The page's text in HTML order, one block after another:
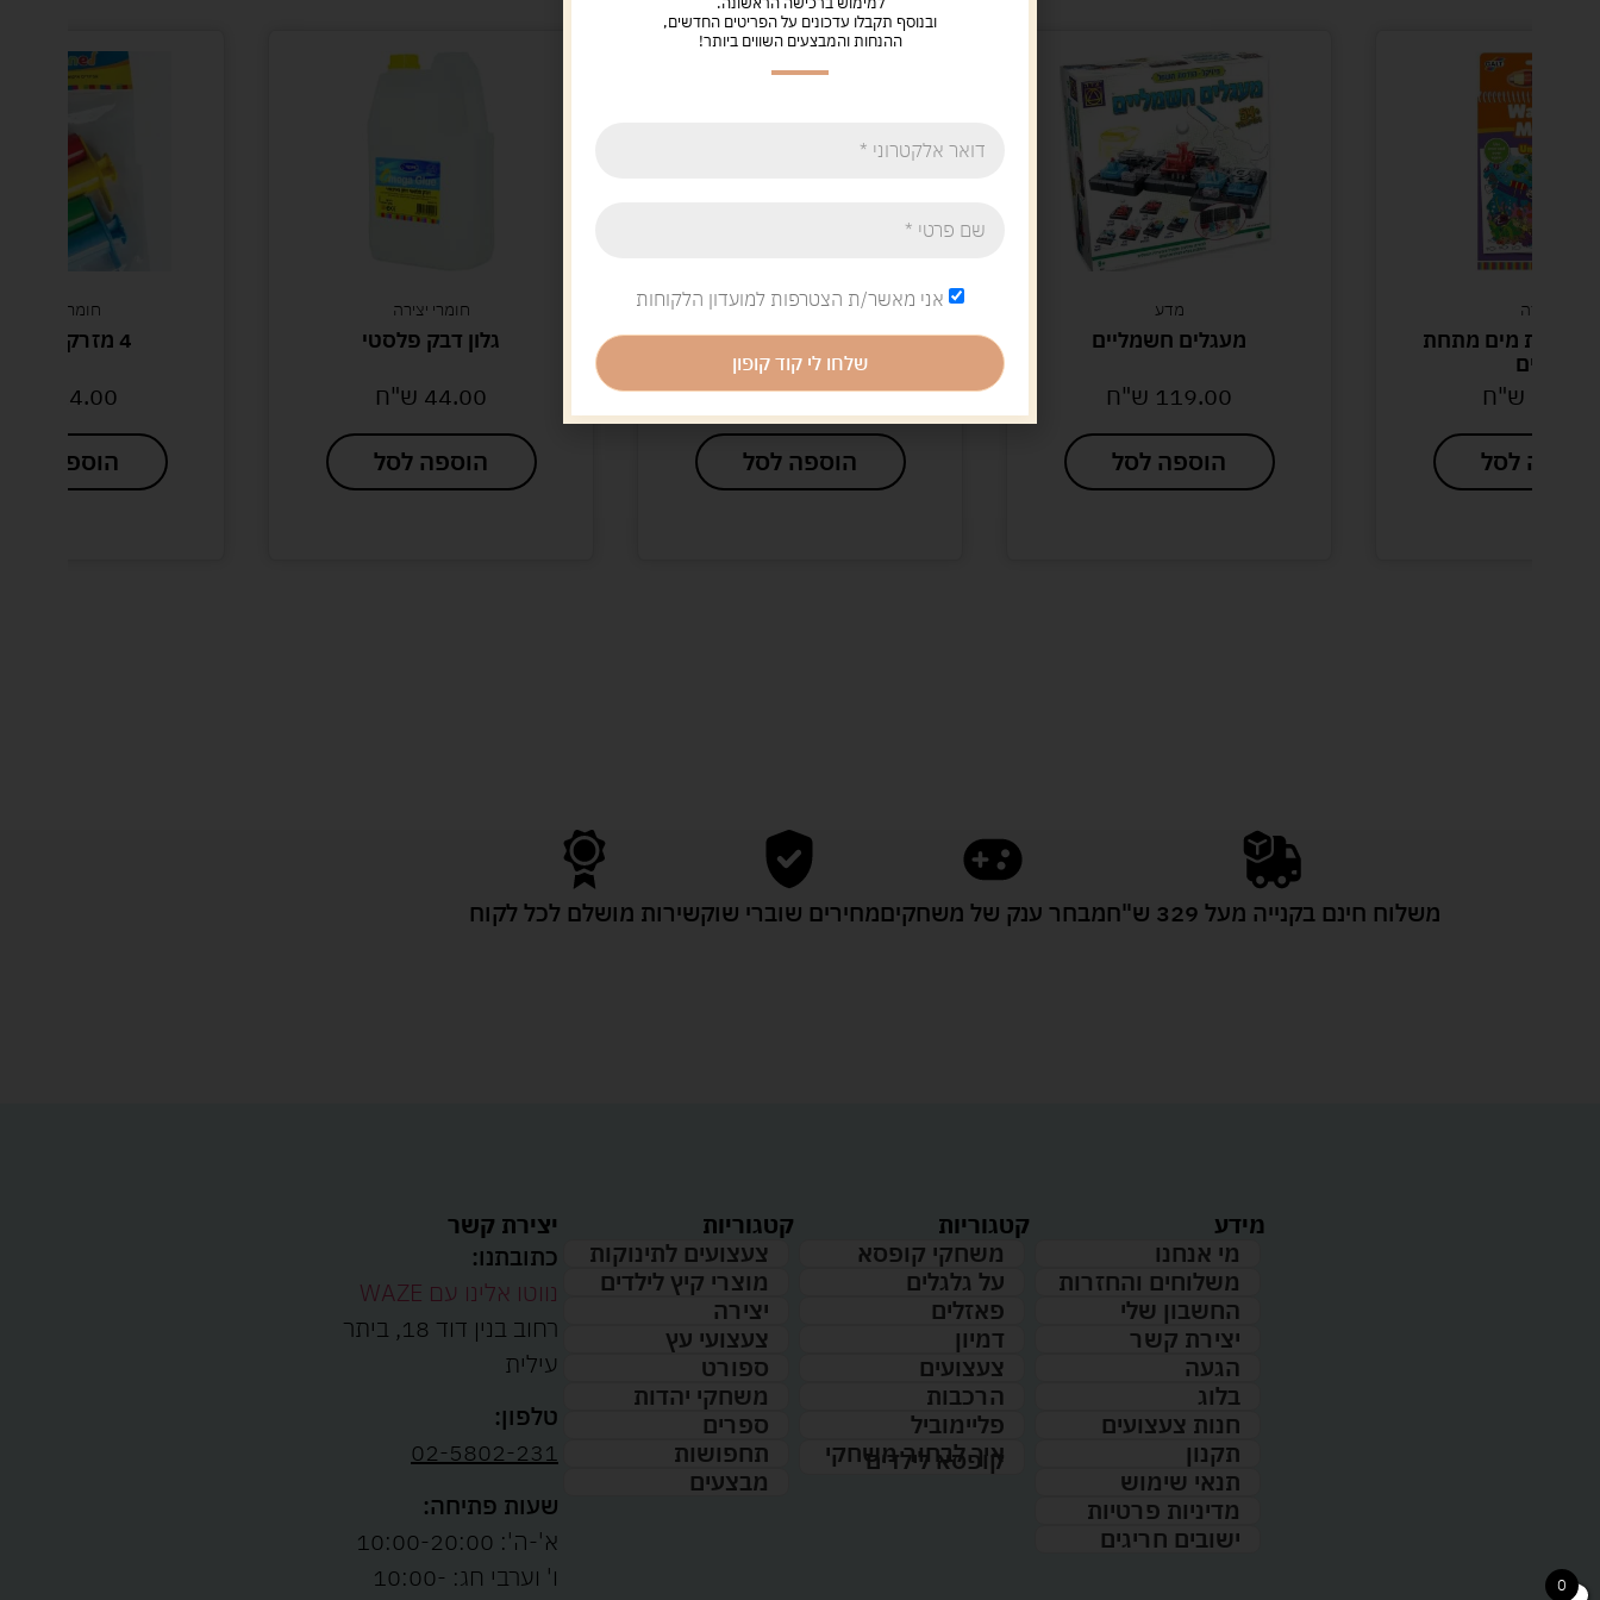
מתחת
מעגלים חשמליים
ש"ח
הוספה לסל
חומרי יצירה
פסטל שמן אומגה
8.00ש"ח
הוספה לסל
גלון דבק פלסטי
ש"ח
הוספה לסל
ש"ח
הוספה לסל
משלוח חינם בקנייה מעל 329 ש"ח מבחר ענק של משחקיםמחירים שוברי שוקשירות מושלם לכל לקוח
מידע
מי אנחנו
משלוחים והחזרות
החשבון שלי
יצירת קשר
הגעה
בלוג
חנות צעצועים
תקנון
תנאי שימוש
מדיניות פרטיות
ישובים חריגים
קטגוריות
משחקי קופסא
על גלגלים
פאזלים
דמיון
צעצועים
הרכבות
פליימוביל
איך לבחור משחקי
קופסא לילדים
קטגוריות
צעצועים לתינוקות
מוצרי קיץ לילדים
יצירה
צעצועי עץ
ספורט
משחקי יהדות
ספרים
תחפושות
מבצעים
יצירת קשר
כתובתנו:
נווטו אלינו עם WAZE
רחוב בנין דוד 18, ביתר
עילית
טלפון:
02-5802-231
שעות פתיחה:
א'-ה': 10:00-20:00
ו' וערבי חג: 10:00-
0
ובנוסף תקבלו עדכונים על הפריטים החדשים,
ההנחות והמבצעים השווים ביותר!
אני מאשר/ת הצטרפות למועדון הלקוחות
שלחו לי קוד קופון